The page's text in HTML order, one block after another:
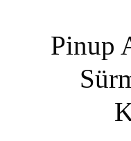
Pinup